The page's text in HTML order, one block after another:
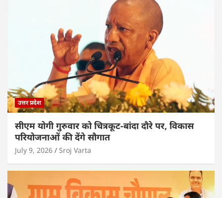
उत्तर प्रदेश
सीएम योगी गुरुवार को चित्रकूट-बांदा दौरे पर, विकास
परियोजनाओं की देंगे सौगात
July 9, 2026 Sroj Varta